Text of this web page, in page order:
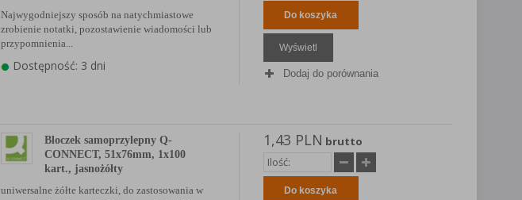
Najwygodniejszy sposób na natychmiastowe
zrobienie notatki, pozostawienie wiadomości lub
przypomnienia...
Dostępność: 3 dni
Do koszyka
Wyświetl
Dodaj do porównania
Bloczek samoprzylepny Q-
CONNECT, 51x76mm, 1x100
kart., jasnożółty
uniwersalne żółte karteczki, do zastosowania w
1,43 PLN brutto
Do koszyka